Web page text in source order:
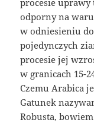
odporny na
w odniesieniu
pojedynczych
procesie jej
w granicach 15-
Czemu Arabica
Gatunek
Robusta,